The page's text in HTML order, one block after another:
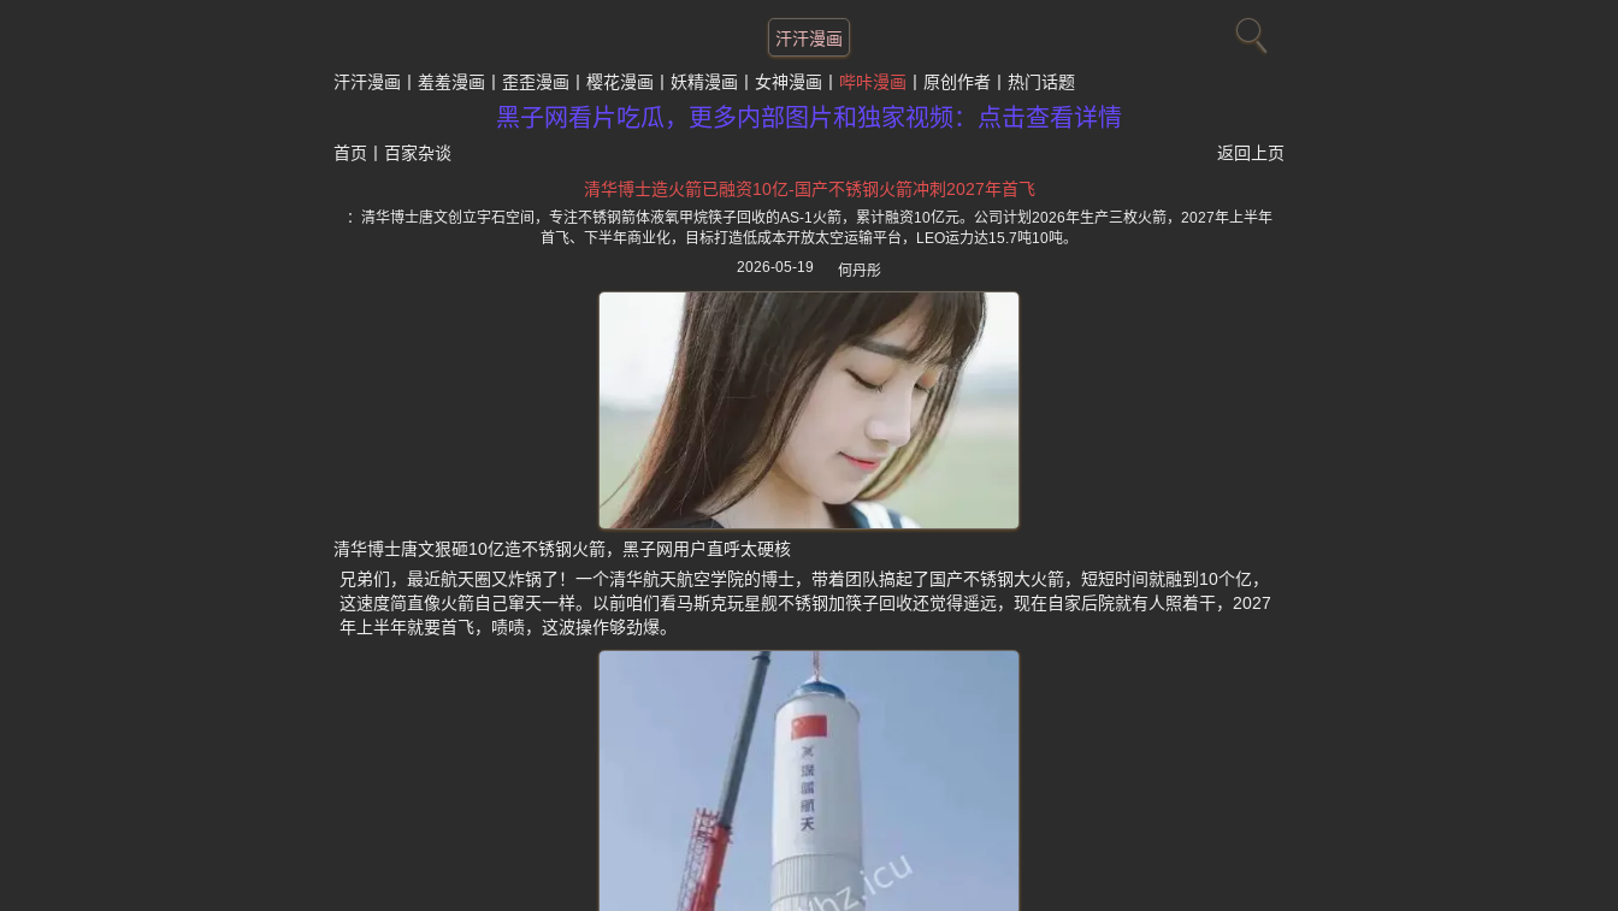
汗汗漫画
汗汗漫画 羞羞漫画 歪歪漫画 樱花漫画 妖精漫画 女神漫画 哔咔漫画 原创作者 热门话题
黑子网看片吃瓜，更多内部图片和独家视频：点击查看详情
首页 百家杂谈
返回上页
清华博士造火箭已融资10亿-国产不锈钢火箭冲刺2027年首飞
：清华博士唐文创立宇石空间，专注不锈钢箭体液氧甲烷筷子回收的AS-1火箭，累计融资10亿元。公司计划2026年生产三枚火箭，2027年上半年
首飞、下半年商业化，目标打造低成本开放太空运输平台，LEO运力达15.7吨10吨。
2026-05-19
何丹彤
清华博士唐文狠砸10亿造不锈钢火箭，黑子网用户直呼太硬核
兄弟们，最近航天圈又炸锅了！一个清华航天航空学院的博士，带着团队搞起了国产不锈钢大火箭，短短时间就融到10个亿，
这速度简直像火箭自己窜天一样。以前咱们看马斯克玩星舰不锈钢加筷子回收还觉得遥远，现在自家后院就有人照着干，2027
年上半年就要首飞，啧啧，这波操作够劲爆。